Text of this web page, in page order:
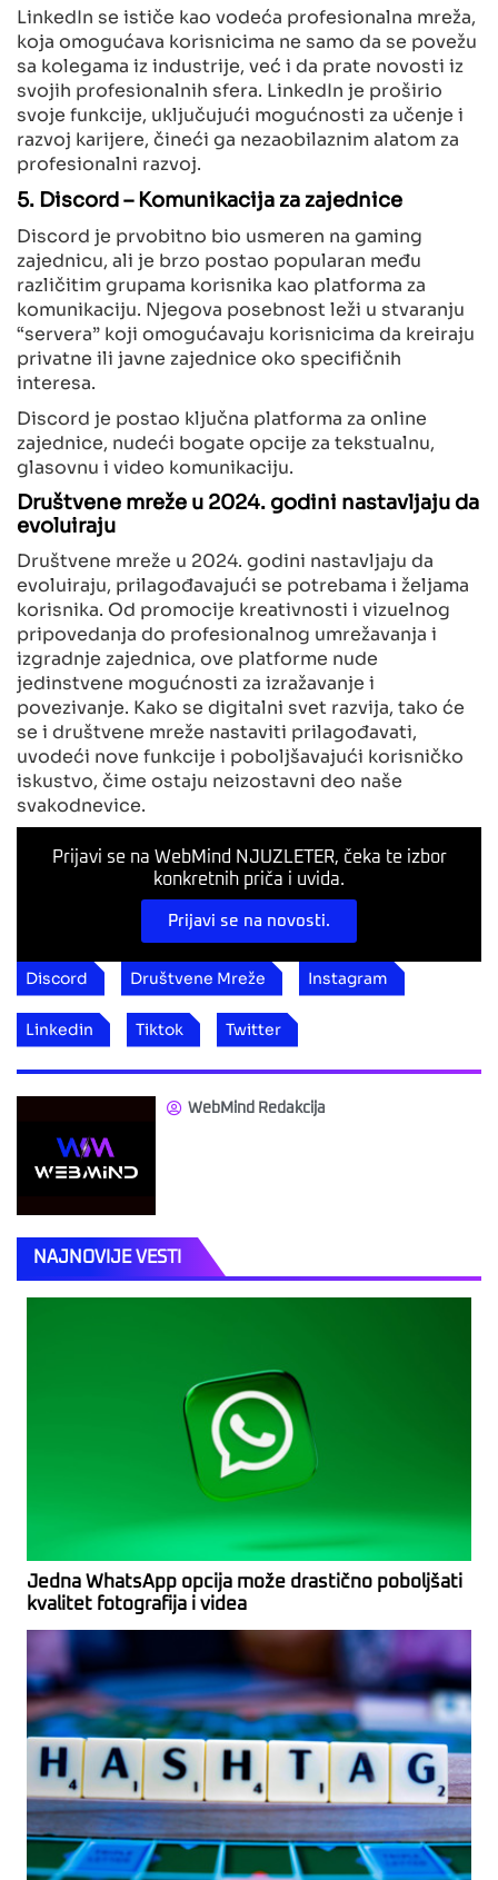
LinkedIn se ističe kao vodeća profesionalna mreža,
koja omogućava korisnicima ne samo da se povežu
sa kolegama iz industrije, već i da prate novosti iz
svojih profesionalnih sfera. LinkedIn je proširio
svoje funkcije, uključujući mogućnosti za učenje i
razvoj karijere, čineći ga nezaobilaznim alatom za
profesionalni razvoj.
5. Discord – Komunikacija za zajednice
Discord je prvobitno bio usmeren na gaming
zajednicu, ali je brzo postao popularan među
različitim grupama korisnika kao platforma za
komunikaciju. Njegova posebnost leži u stvaranju
“servera” koji omogućavaju korisnicima da kreiraju
privatne ili javne zajednice oko specifičnih
interesa.
Discord je postao ključna platforma za online
zajednice, nudeći bogate opcije za tekstualnu,
glasovnu i video komunikaciju.
Društvene mreže u 2024. godini nastavljaju da
evoluiraju
Društvene mreže u 2024. godini nastavljaju da
evoluiraju, prilagođavajući se potrebama i željama
korisnika. Od promocije kreativnosti i vizuelnog
pripovedanja do profesionalnog umrežavanja i
izgradnje zajednica, ove platforme nude
jedinstvene mogućnosti za izražavanje i
povezivanje. Kako se digitalni svet razvija, tako će
se i društvene mreže nastaviti prilagođavati,
uvodeći nove funkcije i poboljšavajući korisničko
iskustvo, čime ostaju neizostavni deo naše
svakodnevice.
Prijavi se na WebMind NJUZLETER, čeka te izbor
konkretnih priča i uvida.
Prijavi se na novosti.
Discord Društvene Mreže Instagram
Linkedin Tiktok Twitter
WebMind Redakcija
NAJNOVIJE VESTI
Jedna WhatsApp opcija može drastično poboljšati
kvalitet fotografija i videa